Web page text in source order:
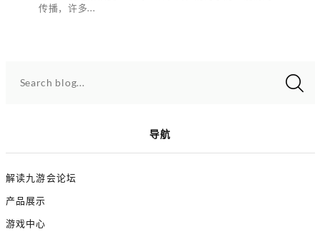
传播，许多...
Search blog...
导航
解读九游会论坛
产品展示
游戏中心